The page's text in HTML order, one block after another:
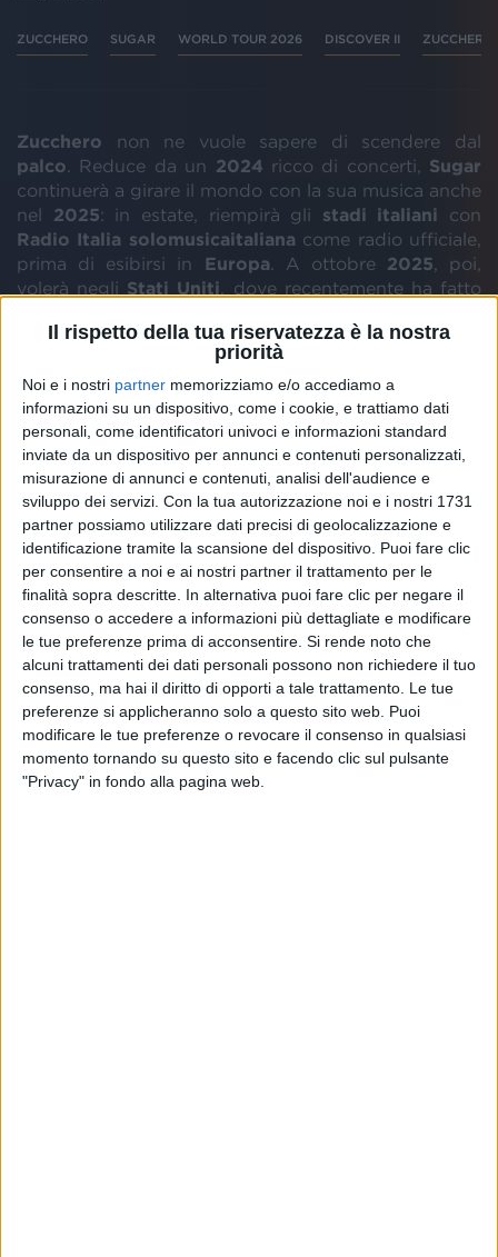
Il rispetto della tua riservatezza è la nostra
priorità
Noi e i nostri partner memorizziamo e/o accediamo a
informazioni su un dispositivo, come i cookie, e trattiamo dati
personali, come identificatori univoci e informazioni standard
inviate da un dispositivo per annunci e contenuti personalizzati,
misurazione di annunci e contenuti, analisi dell'audience e
sviluppo dei servizi. Con la tua autorizzazione noi e i nostri 1731
partner possiamo utilizzare dati precisi di geolocalizzazione e
identificazione tramite la scansione del dispositivo. Puoi fare clic
per consentire a noi e ai nostri partner il trattamento per le
finalità sopra descritte. In alternativa puoi fare clic per negare il
consenso o accedere a informazioni più dettagliate e modificare
le tue preferenze prima di acconsentire. Si rende noto che
alcuni trattamenti dei dati personali possono non richiedere il tuo
consenso, ma hai il diritto di opporti a tale trattamento. Le tue
preferenze si applicheranno solo a questo sito web. Puoi
modificare le tue preferenze o revocare il consenso in qualsiasi
momento tornando su questo sito e facendo clic sul pulsante
"Privacy" in fondo alla pagina web.
ZUCCHERO SUGAR WORLD TOUR 2026 DISCOVER II ZUCCHERO
Zucchero non ne vuole sapere di scendere dal
palco . Reduce da un 2024 ricco di concerti, Sugar
continuerà a girare il mondo con la sua musica anche
nel 2025: in estate, riempirà gli stadi italiani con
Radio Italia solomusicaitaliana come radio ufficiale,
prima di esibirsi in Europa . A ottobre 2025 , poi,
volerà negli Stati Uniti , dove recentemente ha fatto
Visualizza questo post su Instagram